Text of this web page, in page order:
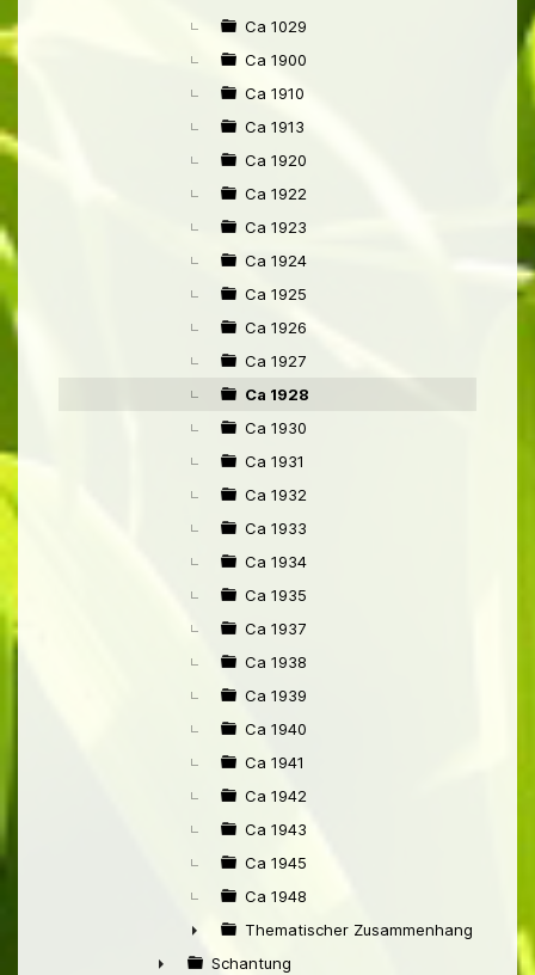
►
Ca 1029
Ca 1900
Ca 1910
Ca 1913
Ca 1920
Ca 1922
Ca 1923
Ca 1924
Ca 1925
Ca 1926
Ca 1927
Ca 1928
Ca 1930
Ca 1931
Ca 1932
Ca 1933
Ca 1934
Ca 1935
Ca 1937
Ca 1938
Ca 1939
Ca 1940
Ca 1941
Ca 1942
Ca 1943
Ca 1945
Ca 1948
►
Thematischer Zusammenhang mit
Schantung